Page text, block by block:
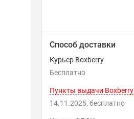
Способ доставки
Курьер Boxberry
Бесплатно
Пункты выдачи Boxberry
14.11.2025
Бесплатно